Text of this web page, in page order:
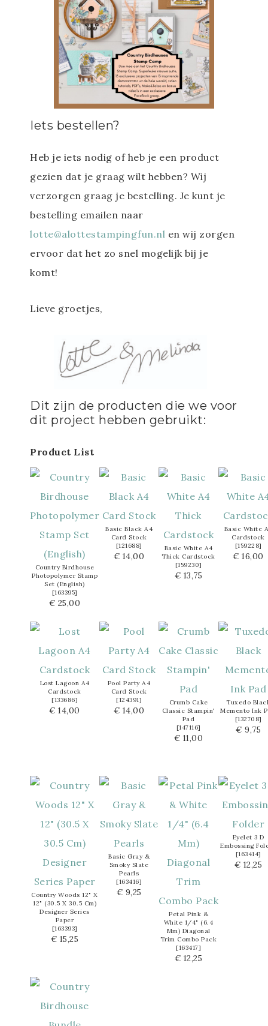
Iets bestellen?
Heb je iets nodig of heb je een product
gezien dat je graag wilt hebben? Wij
verzorgen graag je bestelling. Je kunt je
bestelling emailen naar
lotte@alottestampingfun.nl en wij zorgen
ervoor dat het zo snel mogelijk bij je
komt!
Lieve groetjes,
Dit zijn de producten die we voor
dit project hebben gebruikt:
Product List
Country Birdhouse
Photopolymer Stamp
Set (English)
[163395]
€ 25,00
Basic Black A4
Card Stock
[121688]
€ 14,00
Basic White A4
Thick Cardstock
[159230]
€ 13,75
Basic White
Cardstock
[159228]
€ 16,00
Lost Lagoon A4
Cardstock
[133686]
€ 14,00
Pool Party A4
Card Stock
[124391]
€ 14,00
Crumb Cake
Classic Stampin'
Pad
[147116]
€ 11,00
Tuxedo
Memento Ink
[132708]
€ 9,75
Country Woods 12" X
12" (30.5 X 30.5 Cm)
Designer Series
Paper
[163393]
€ 15,25
Basic Gray &
Smoky Slate
Pearls
[163416]
€ 9,25
Petal Pink &
White 1/4" (6.4
Mm) Diagonal
Trim Combo Pack
[163417]
€ 12,25
Eyelet 3 D
Embossing
[163414]
€ 12,25